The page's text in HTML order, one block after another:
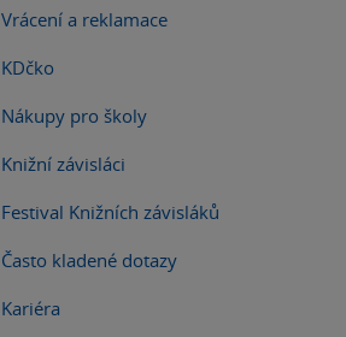
Vrácení a reklamace
KDčko
Nákupy pro školy
Knižní závisláci
Festival Knižních závisláků
Často kladené dotazy
Kariéra